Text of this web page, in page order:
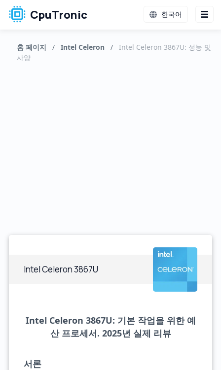
CpuTronic 한국어
홈 페이지 / Intel Celeron /
Intel Celeron 3867U: 성능 및
사양
Intel Celeron 3867U
Intel Celeron 3867U: 기본 작업을 위한 예
산 프로세서. 2025년 실제 리뷰
서론